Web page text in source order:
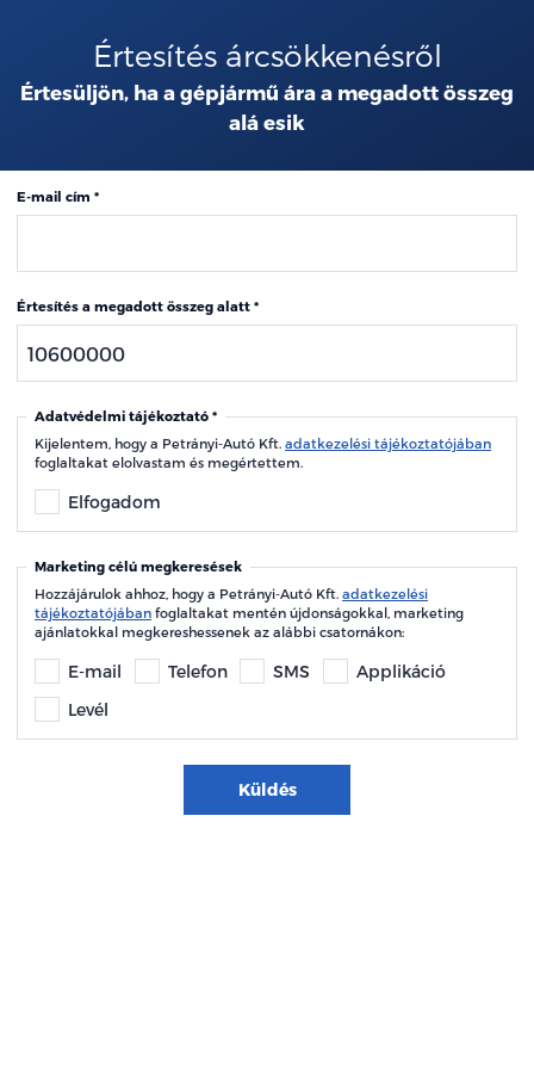
Értesítés árcsökkenésről
Értesüljön, ha a gépjármű ára a megadott összeg
alá esik
E-mail cím
Értesítés a megadott összeg alatt
Adatvédelmi tájékoztató
Kijelentem, hogy a Petrányi-Autó Kft. adatkezelési tájékoztatójában
foglaltakat elolvastam és megértettem.
Elfogadom
Marketing célú megkeresések
Hozzájárulok ahhoz, hogy a Petrányi-Autó Kft. adatkezelési
tájékoztatójában foglaltakat mentén újdonságokkal, marketing
ajánlatokkal megkereshessenek az alábbi csatornákon:
E-mail Telefon SMS
Applikáció
Levél
Küldés